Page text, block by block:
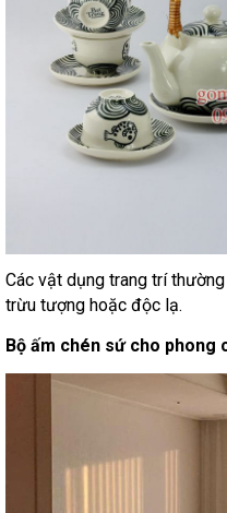
Các vật dụng trang trí
trừu tượng hoặc độc lạ.
Bộ ấm chén sứ cho phong